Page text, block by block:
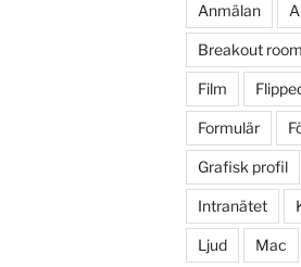
Anmälan
Breakout
Film
Formulär
Grafisk profil
Intranätet
Ljud Mac